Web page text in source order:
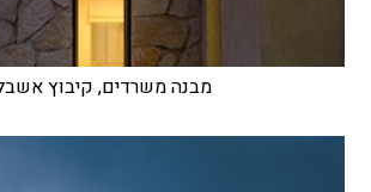
מבנה משרדים, קיבוץ